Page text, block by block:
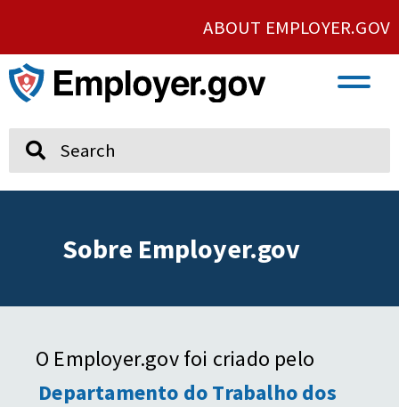
ABOUT EMPLOYER.GOV
Sobre Employer.gov
O Employer.gov foi criado pelo
Departamento do Trabalho dos